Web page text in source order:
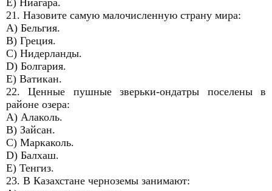
E) Ниагара.
21. Назовите самую малочисленную страну мира:
A) Бельгия.
B) Греция.
C) Нидерланды.
D) Болгария.
E) Ватикан.
22. Ценные пушные зверьки-ондатры поселены в
районе озера:
A) Алаколь.
B) Зайсан.
C) Маркаколь.
D) Балхаш.
E) Тенгиз.
23. В Казахстане черноземы занимают: